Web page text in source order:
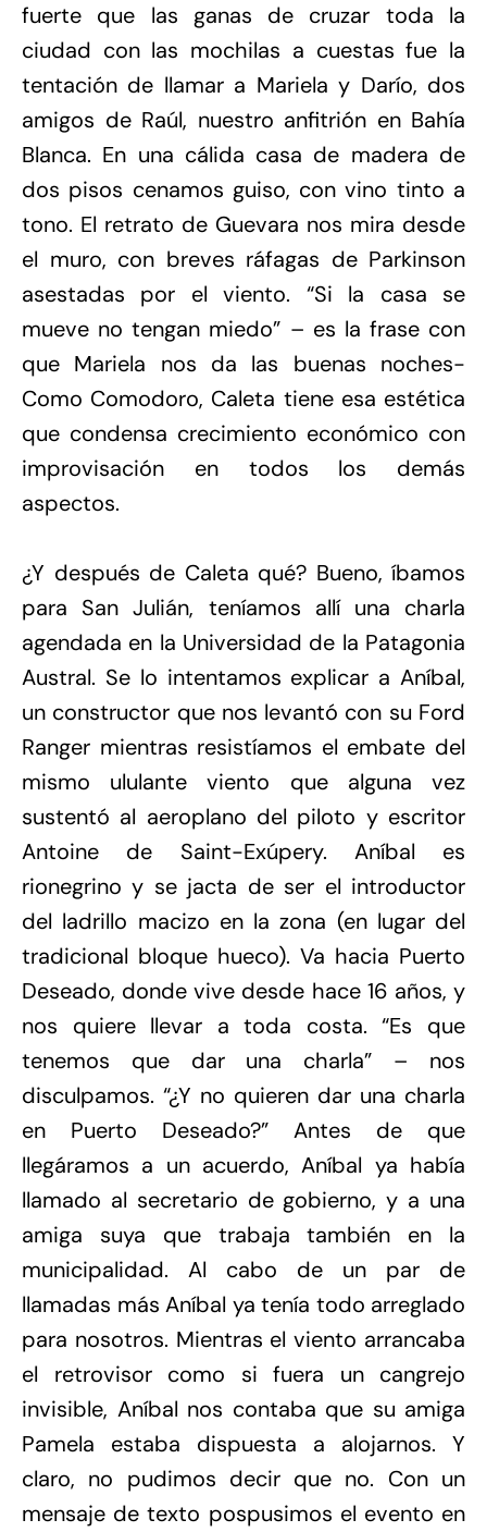
fuerte que las ganas de cruzar toda la
ciudad con las mochilas a cuestas fue la
tentación de llamar a Mariela y Darío, dos
amigos de Raúl, nuestro anfitrión en Bahía
Blanca. En una cálida casa de madera de
dos pisos cenamos guiso, con vino tinto a
tono. El retrato de Guevara nos mira desde
el muro, con breves ráfagas de Parkinson
asestadas por el viento. “Si la casa se
mueve no tengan miedo” – es la frase con
que Mariela nos da las buenas noches-
Como Comodoro, Caleta tiene esa estética
que condensa crecimiento económico con
improvisación en todos los demás
aspectos.
¿Y después de Caleta qué? Bueno, íbamos
para San Julián, teníamos allí una charla
agendada en la Universidad de la Patagonia
Austral. Se lo intentamos explicar a Aníbal,
un constructor que nos levantó con su Ford
Ranger mientras resistíamos el embate del
mismo ululante viento que alguna vez
sustentó al aeroplano del piloto y escritor
Antoine de Saint-Exúpery. Aníbal es
rionegrino y se jacta de ser el introductor
del ladrillo macizo en la zona (en lugar del
tradicional bloque hueco). Va hacia Puerto
Deseado, donde vive desde hace 16 años, y
nos quiere llevar a toda costa. “Es que
tenemos que dar una charla” – nos
disculpamos. “¿Y no quieren dar una charla
en Puerto Deseado?” Antes de que
llegáramos a un acuerdo, Aníbal ya había
llamado al secretario de gobierno, y a una
amiga suya que trabaja también en la
municipalidad. Al cabo de un par de
llamadas más Aníbal ya tenía todo arreglado
para nosotros. Mientras el viento arrancaba
el retrovisor como si fuera un cangrejo
invisible, Aníbal nos contaba que su amiga
Pamela estaba dispuesta a alojarnos. Y
claro, no pudimos decir que no. Con un
mensaje de texto pospusimos el evento en